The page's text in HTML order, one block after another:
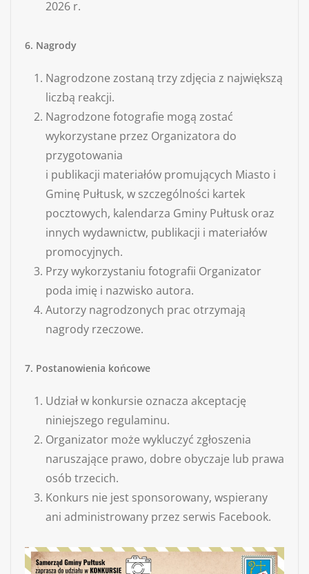
2026 r.
6. Nagrody
Nagrodzone zostaną trzy zdjęcia z największą
liczbą reakcji.
Nagrodzone fotografie mogą zostać
wykorzystane przez Organizatora do
przygotowania
i publikacji materiałów promujących Miasto i
Gminę Pułtusk, w szczególności kartek
pocztowych, kalendarza Gminy Pułtusk oraz
innych wydawnictw, publikacji i materiałów
promocyjnych.
Przy wykorzystaniu fotografii Organizator
poda imię i nazwisko autora.
Autorzy nagrodzonych prac otrzymają
nagrody rzeczowe.
7. Postanowienia końcowe
Udział w konkursie oznacza akceptację
niniejszego regulaminu.
Organizator może wykluczyć zgłoszenia
naruszające prawo, dobre obyczaje lub prawa
osób trzecich.
Konkurs nie jest sponsorowany, wspierany
ani administrowany przez serwis Facebook.